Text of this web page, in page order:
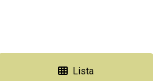
Lista